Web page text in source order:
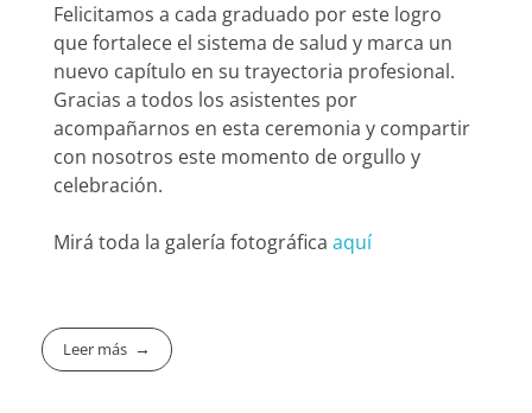
Felicitamos a cada graduado por este logro
que fortalece el sistema de salud y marca un
nuevo capítulo en su trayectoria profesional.
Gracias a todos los asistentes por
acompañarnos en esta ceremonia y compartir
con nosotros este momento de orgullo y
celebración.
Mirá toda la galería fotográfica aquí
Leer más